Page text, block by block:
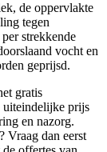
de oppervlakte
tegen
strekkende
vocht en
geprijsd.
gratis
uiteindelijke prijs
en nazorg.
Vraag dan eerst